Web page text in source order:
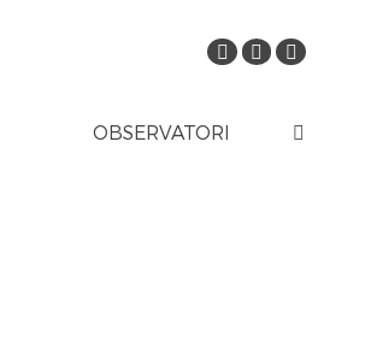
OBSERVATORI